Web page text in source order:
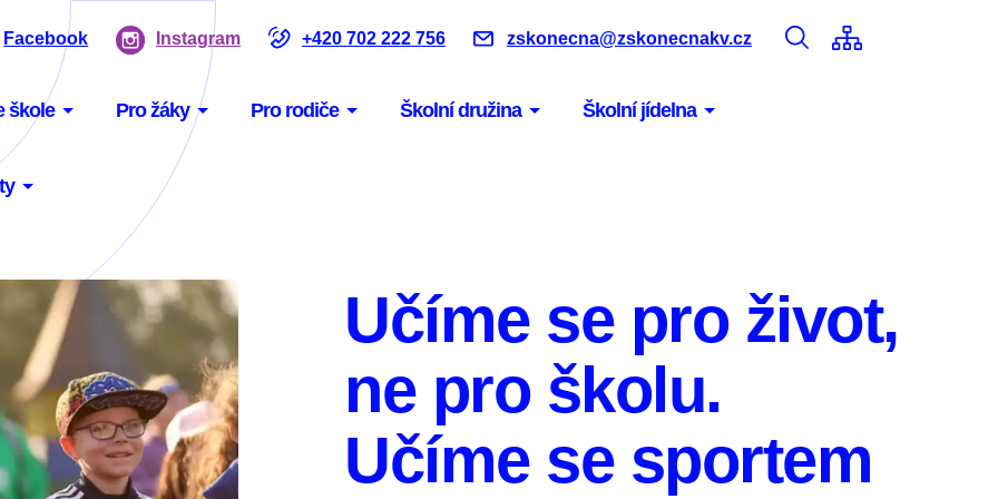
Facebook Instagram +420 702 222 756 zskonecna@zskonecnakv.cz
škole Pro žáky Pro rodiče Školní družina Školní jídelna
Učíme se pro život,
ne pro školu.
Učíme se sportem